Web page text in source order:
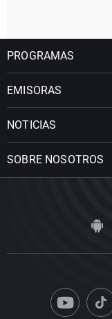
PROGRAMAS
EMISORAS
NOTICIAS
SOBRE NOSOTROS